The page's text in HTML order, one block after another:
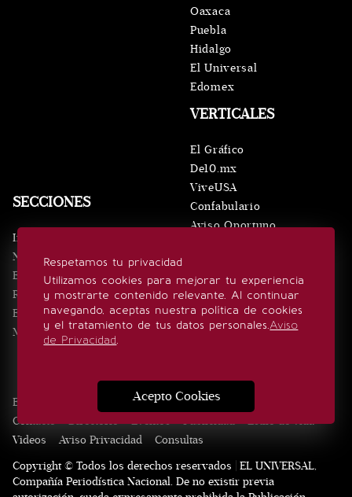
Respetamos tu privacidad
Utilizamos cookies para mejorar tu experiencia
y mostrarte contenido relevante. Al continuar
navegando, aceptas nuestra política de cookies
y el tratamiento de tus datos personales.Aviso
de Privacidad.
Acepto Cookies
SECCIONES
Inicio
Noticias
Eventos
Realeza
Estilo de vida
Minuto x Minuto
VERTICALES
El Gráfico
De10.mx
ViveUSA
Confabulario
Aviso Oportuno
Oaxaca
Puebla
Hidalgo
El Universal
Edomex
SÍGUENOS
Edición Impresa Noticias Quiénes somos
Contacto
Directorio Eventos Publicidad
Estilo de vida
Videos
Aviso Privacidad
Consultas
Copyright © Todos los derechos reservados | EL UNIVERSAL,
Compañía Periodística Nacional. De no existir previa